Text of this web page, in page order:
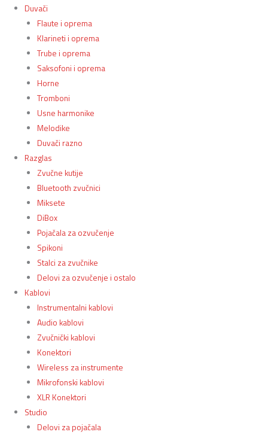
Duvači
Flaute i oprema
Klarineti i oprema
Trube i oprema
Saksofoni i oprema
Horne
Tromboni
Usne harmonike
Melodike
Duvači razno
Razglas
Zvučne kutije
Bluetooth zvučnici
Miksete
DiBox
Pojačala za ozvučenje
Spikoni
Stalci za zvučnike
Delovi za ozvučenje i ostalo
Kablovi
Instrumentalni kablovi
Audio kablovi
Zvučnički kablovi
Konektori
Wireless za instrumente
Mikrofonski kablovi
XLR Konektori
Studio
Delovi za pojačala